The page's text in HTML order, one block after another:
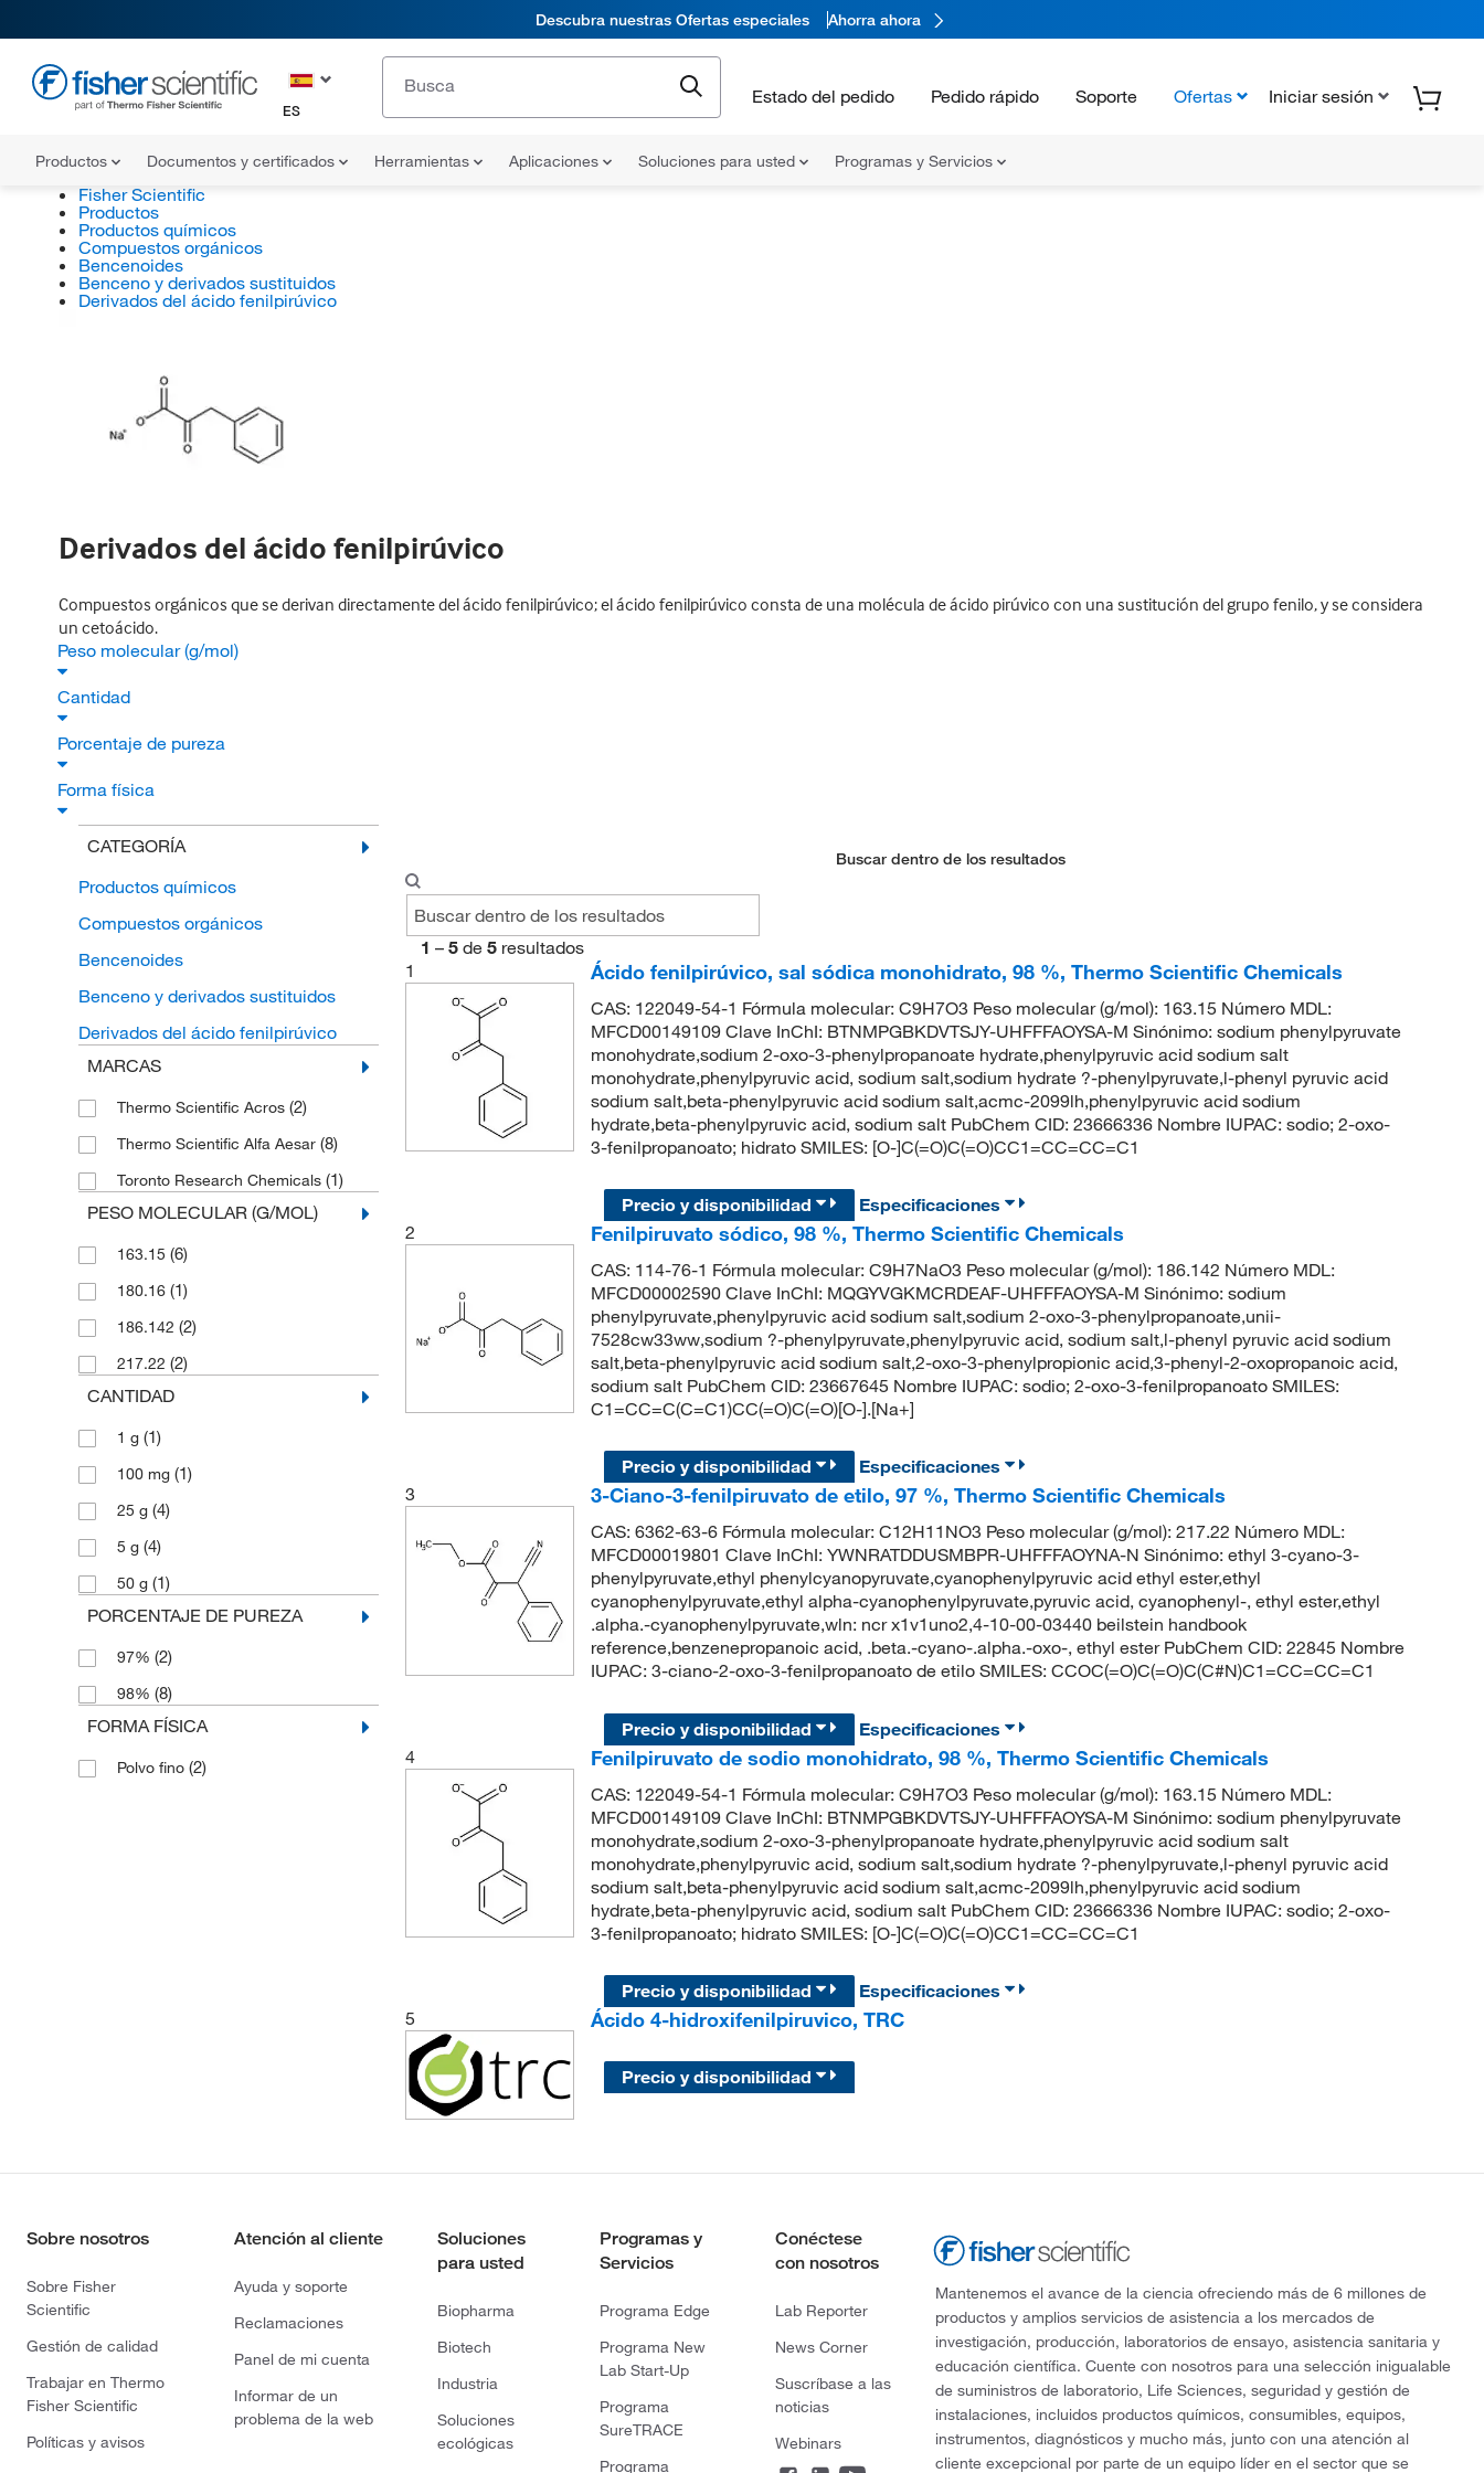
Descubra nuestras Ofertas especiales Ahorra ahora
ES
Estado del pedido Pedido rápido Soporte Ofertas Iniciar sesión
Productos Documentos y certificados Herramientas Aplicaciones Soluciones para usted Programas y Servicios
Fisher Scientific
Productos
Productos químicos
Compuestos orgánicos
Bencenoides
Benceno y derivados sustituidos
Derivados del ácido fenilpirúvico
Derivados del ácido fenilpirúvico
Compuestos orgánicos que se derivan directamente del ácido fenilpirúvico; el ácido fenilpirúvico consta de una molécula de ácido pirúvico con una sustitución del grupo fenilo, y se considera
un cetoácido.
Peso molecular (g/mol)
Cantidad
Porcentaje de pureza
Forma física
CATEGORÍA
Productos químicos
Compuestos orgánicos
Bencenoides
Benceno y derivados sustituidos
Derivados del ácido fenilpirúvico
MARCAS
Thermo Scientific Acros (2)
Thermo Scientific Alfa Aesar (8)
Toronto Research Chemicals (1)
PESO MOLECULAR (G/MOL)
163.15 (6)
180.16 (1)
186.142 (2)
217.22 (2)
CANTIDAD
1 g (1)
100 mg (1)
25 g (4)
5 g (4)
50 g (1)
PORCENTAJE DE PUREZA
97% (2)
98% (8)
FORMA FÍSICA
Polvo fino (2)
Buscar dentro de los resultados
1 – 5 de 5 resultados
1
Ácido fenilpirúvico, sal sódica monohidrato, 98 %, Thermo Scientific Chemicals
CAS: 122049-54-1 Fórmula molecular: C9H7O3 Peso molecular (g/mol): 163.15 Número MDL:
MFCD00149109 Clave InChI: BTNMPGBKDVTSJY-UHFFFAOYSA-M Sinónimo: sodium phenylpyruvate
monohydrate,sodium 2-oxo-3-phenylpropanoate hydrate,phenylpyruvic acid sodium salt
monohydrate,phenylpyruvic acid, sodium salt,sodium hydrate ?-phenylpyruvate,l-phenyl pyruvic acid
sodium salt,beta-phenylpyruvic acid sodium salt,acmc-2099lh,phenylpyruvic acid sodium
hydrate,beta-phenylpyruvic acid, sodium salt PubChem CID: 23666336 Nombre IUPAC: sodio; 2-oxo-
3-fenilpropanoato; hidrato SMILES: [O-]C(=O)C(=O)CC1=CC=CC=C1
Precio y disponibilidad
Especificaciones
2
Fenilpiruvato sódico, 98 %, Thermo Scientific Chemicals
CAS: 114-76-1 Fórmula molecular: C9H7NaO3 Peso molecular (g/mol): 186.142 Número MDL:
MFCD00002590 Clave InChI: MQGYVGKMCRDEAF-UHFFFAOYSA-M Sinónimo: sodium
phenylpyruvate,phenylpyruvic acid sodium salt,sodium 2-oxo-3-phenylpropanoate,unii-
7528cw33ww,sodium ?-phenylpyruvate,phenylpyruvic acid, sodium salt,l-phenyl pyruvic acid sodium
salt,beta-phenylpyruvic acid sodium salt,2-oxo-3-phenylpropionic acid,3-phenyl-2-oxopropanoic acid,
sodium salt PubChem CID: 23667645 Nombre IUPAC: sodio; 2-oxo-3-fenilpropanoato SMILES:
C1=CC=C(C=C1)CC(=O)C(=O)[O-].[Na+]
Precio y disponibilidad
Especificaciones
3
3-Ciano-3-fenilpiruvato de etilo, 97 %, Thermo Scientific Chemicals
CAS: 6362-63-6 Fórmula molecular: C12H11NO3 Peso molecular (g/mol): 217.22 Número MDL:
MFCD00019801 Clave InChI: YWNRATDDUSMBPR-UHFFFAOYNA-N Sinónimo: ethyl 3-cyano-3-
phenylpyruvate,ethyl phenylcyanopyruvate,cyanophenylpyruvic acid ethyl ester,ethyl
cyanophenylpyruvate,ethyl alpha-cyanophenylpyruvate,pyruvic acid, cyanophenyl-, ethyl ester,ethyl
.alpha.-cyanophenylpyruvate,wln: ncr x1v1uno2,4-10-00-03440 beilstein handbook
reference,benzenepropanoic acid, .beta.-cyano-.alpha.-oxo-, ethyl ester PubChem CID: 22845 Nombre
IUPAC: 3-ciano-2-oxo-3-fenilpropanoato de etilo SMILES: CCOC(=O)C(=O)C(C#N)C1=CC=CC=C1
Precio y disponibilidad
Especificaciones
4
Fenilpiruvato de sodio monohidrato, 98 %, Thermo Scientific Chemicals
CAS: 122049-54-1 Fórmula molecular: C9H7O3 Peso molecular (g/mol): 163.15 Número MDL:
MFCD00149109 Clave InChI: BTNMPGBKDVTSJY-UHFFFAOYSA-M Sinónimo: sodium phenylpyruvate
monohydrate,sodium 2-oxo-3-phenylpropanoate hydrate,phenylpyruvic acid sodium salt
monohydrate,phenylpyruvic acid, sodium salt,sodium hydrate ?-phenylpyruvate,l-phenyl pyruvic acid
sodium salt,beta-phenylpyruvic acid sodium salt,acmc-2099lh,phenylpyruvic acid sodium
hydrate,beta-phenylpyruvic acid, sodium salt PubChem CID: 23666336 Nombre IUPAC: sodio; 2-oxo-
3-fenilpropanoato; hidrato SMILES: [O-]C(=O)C(=O)CC1=CC=CC=C1
Precio y disponibilidad
Especificaciones
5
Ácido 4-hidroxifenilpiruvico, TRC
Precio y disponibilidad
Sobre nosotros
Sobre Fisher
Scientific
Gestión de calidad
Trabajar en Thermo
Fisher Scientific
Políticas y avisos
Atención al cliente
Ayuda y soporte
Reclamaciones
Panel de mi cuenta
Informar de un
problema de la web
Soluciones
para usted
Biopharma
Biotech
Industria
Soluciones
ecológicas
Programas y
Servicios
Programa Edge
Programa New
Lab Start-Up
Programa
SureTRACE
Programa
Conéctese
con nosotros
Lab Reporter
News Corner
Suscríbase a las
noticias
Webinars
Mantenemos el avance de la ciencia ofreciendo más de 6 millones de
productos y amplios servicios de asistencia a los mercados de
investigación, producción, laboratorios de ensayo, asistencia sanitaria y
educación científica. Cuente con nosotros para una selección inigualable
de suministros de laboratorio, Life Sciences, seguridad y gestión de
instalaciones, incluidos productos químicos, consumibles, equipos,
instrumentos, diagnósticos y mucho más, junto con una atención al
cliente excepcional por parte de un equipo líder en el sector que se